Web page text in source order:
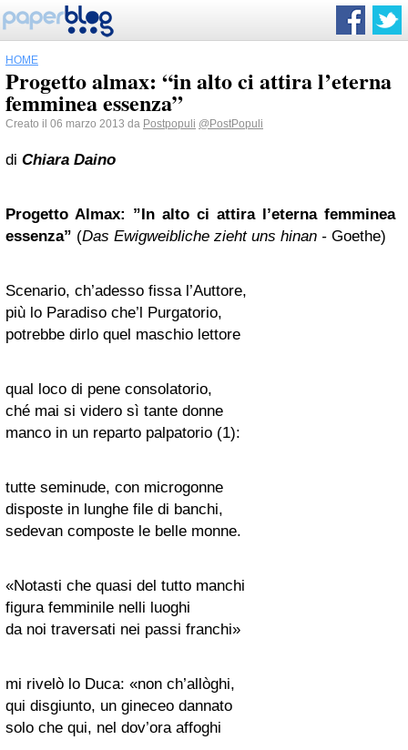
HOME
Progetto almax: “in alto ci attira l’eterna
femminea essenza”
Creato il 06 marzo 2013 da Postpopuli @PostPopuli
di Chiara Daino
Progetto Almax: ”In alto ci attira l’eterna femminea
essenza” (Das Ewigweibliche zieht uns hinan - Goethe)
Scenario, ch’adesso fissa l’Auttore,
più lo Paradiso che’l Purgatorio,
potrebbe dirlo quel maschio lettore
qual loco di pene consolatorio,
ché mai si videro sì tante donne
manco in un reparto palpatorio (1):
tutte seminude, con microgonne
disposte in lunghe file di banchi,
sedevan composte le belle monne.
«Notasti che quasi del tutto manchi
figura femminile nelli luoghi
da noi traversati nei passi franchi»
mi rivelò lo Duca: «non ch’allòghi,
qui disgiunto, un gineceo dannato
solo che qui, nel dov’ora affoghi